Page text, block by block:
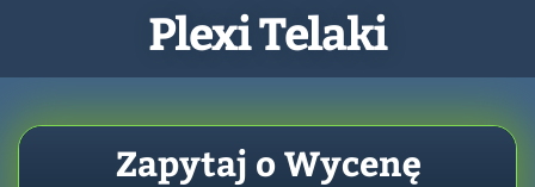
Plexi Telaki
Zapytaj o Wycenę